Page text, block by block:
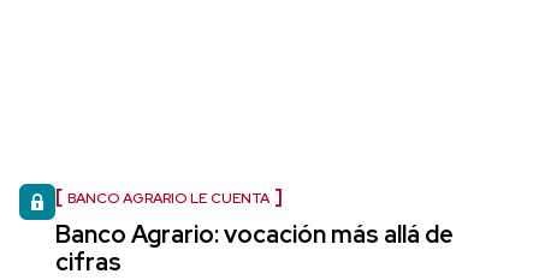
BANCO AGRARIO LE CUENTA
Banco Agrario: vocación más allá de
cifras